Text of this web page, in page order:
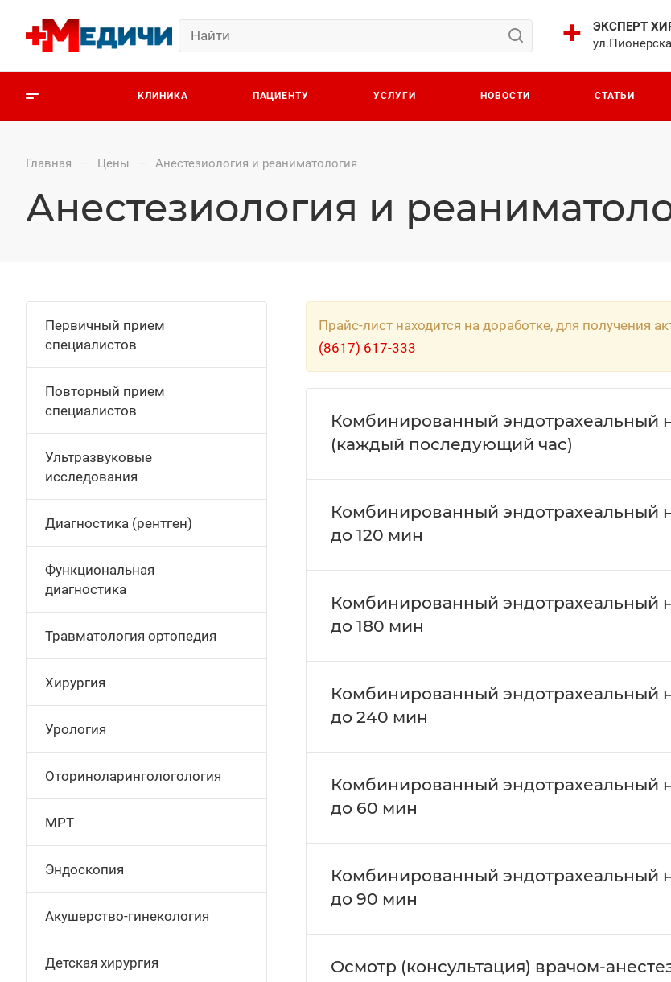
ЭКСПЕРТ
КЛИНИКА ПАЦИЕНТУ УСЛУГИ НОВОСТИ СТАТЬИ
Главная — Цены — Анестезиология и реаниматология
Анестезиология и
Прайс-лист находится на доработке, для получения
(8617) 617-333
Комбинированный эндотрахеальный
(каждый последующий час)
Комбинированный эндотрахеальный
до 120 мин
Комбинированный эндотрахеальный
до 180 мин
Комбинированный эндотрахеальный
до 240 мин
Комбинированный эндотрахеальный
до 60 мин
Комбинированный эндотрахеальный
до 90 мин
Осмотр (консультация) врачом-
Первичный прием
специалистов
Повторный прием
специалистов
Ультразвуковые
исследования
Диагностика (рентген)
Функциональная
диагностика
Травматология ортопедия
Хирургия
Урология
Оториноларингологология
МРТ
Эндоскопия
Акушерство-гинекология
Детская хирургия